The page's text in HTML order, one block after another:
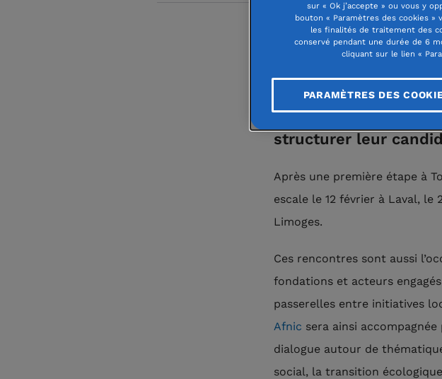
Depuis 2016, la
associations dans
présenter ses
structurer leur
Après une première étape à
escale le 12 février à Laval, le
Limoges.
Ces rencontres sont aussi
fondations et acteurs
passerelles entre initiatives
Afnic sera ainsi accompagnée
dialogue autour de
social, la transition
sur « Ok j’accepte » ou vous y
bouton « Paramètres des cookies
les finalités de traitement des
conservé pendant une durée de 6
cliquant sur le lien «
PARAMÈTRES DES